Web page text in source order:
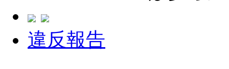
違反報告